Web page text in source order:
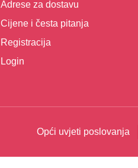
Adrese za dostavu
Cijene i česta pitanja
Registracija
Login
Opći uvjeti poslovanja